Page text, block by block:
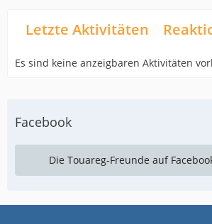
Letzte Aktivitäten
Es sind keine anzeigbaren Aktivitäten
Facebook
Die Touareg-Freunde auf